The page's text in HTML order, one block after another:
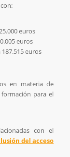
euros
euros
euros
en materia de
para el
con el
del acceso